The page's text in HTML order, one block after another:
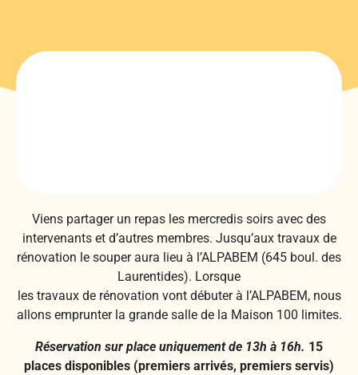
Viens partager un repas les mercredis soirs avec des
intervenants et d’autres membres. Jusqu’aux travaux de
rénovation le souper aura lieu à l’ALPABEM (645 boul. des
Laurentides). Lorsque
les travaux de rénovation vont débuter à l’ALPABEM, nous
allons emprunter la grande salle de la Maison 100 limites.
Réservation sur place uniquement de 13h à 16h. 15
places disponibles (premiers arrivés, premiers servis)